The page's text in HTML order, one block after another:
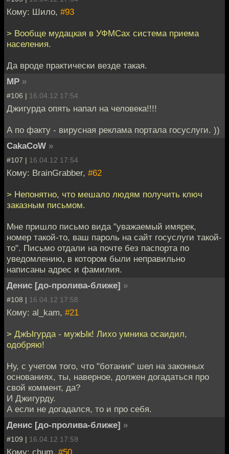
Кому: Шило, #93
> Вообще мудацкая в УФМСах система приема
населения.
Да вроде практически везде такая.
MP »
#106 | 16.04.12 17:54
Джигурда опять напал на человека!!!!
А по факту - вирусная реклама портала госуслуги. ))
CakaCoW »
#107 | 16.04.12 17:54
Кому: BrainGrabber, #62
> Непонятно, что мешало людям получить ключ
заказным письмом.
Мне пришло письмо вида "уважаемый имярек,
номер такой-то, ваш пароль на сайт госуслуги такой-
то". Письмо отдали на почте без паспорта по
уведомлению, в котором были неправильно
написаны адрес и фамилия.
Денис [до-пролива-ближе] »
#108 | 16.04.12 17:58
Кому: al_kam, #21
> ДжЫгурда - мужЫк! Лихо умника осаидил,
одобряю!
Ну, с учетом того, что "ботаник" шел на законных
основаниях, ты, наверное, должен догадаться про
свой коммент, да?
И Джигурду.
А если не догадался, то и про себя.
Денис [до-пролива-ближе] »
#109 | 16.04.12 17:59
Кому: chum, #50